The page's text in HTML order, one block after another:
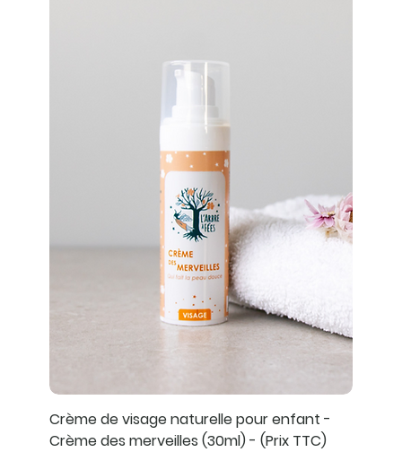
Crème de visage naturelle pour enfant -
Crème des merveilles (30ml) - (Prix TTC)